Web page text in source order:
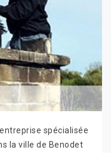
spécialisée
la ville de Benodet